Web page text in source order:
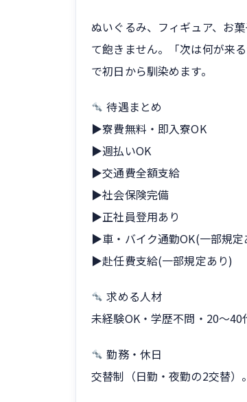
ぬいぐるみ、フィギュア、お
て飽きません。「次は何が来
で初日から馴染めます。
待遇まとめ
▶寮費無料・即入寮OK
▶週払いOK
▶交通費全額支給
▶社会保険完備
▶正社員登用あり
▶車・バイク通勤OK(一部規定
▶赴任費支給(一部規定あり)
求める人材
未経験OK・学歴不問・20〜40
勤務・休日
交替制（日勤・夜勤の2交替）